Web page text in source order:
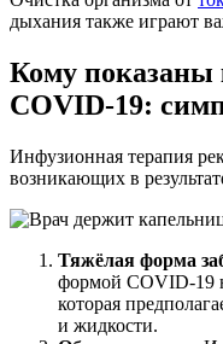
дыхания также играют
Кому
COVID-19:
Инфузионная терапия
возникающих в
Тяжёлая форма
формой COVID-19
которая
и жидкости.